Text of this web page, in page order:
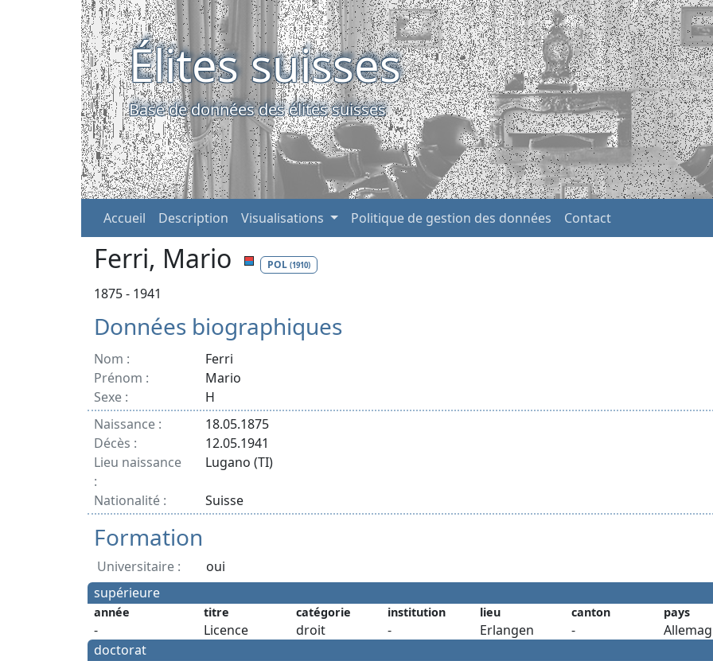
Élites suisses
Base de données des élites suisses
Accueil Description Visualisations Politique de gestion des données Contact
Ferri, Mario POL (1910)
1875 - 1941
Données biographiques
Nom :
Ferri
Prénom :
Mario
Sexe :
H
Naissance :
18.05.1875
Décès :
12.05.1941
Lieu naissance
:
Lugano (TI)
Nationalité : Suisse
Formation
Universitaire :
oui
supérieure
année titre catégorie institution lieu canton pays
- Licence droit - Erlangen -
doctorat